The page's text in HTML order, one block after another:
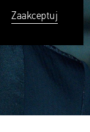
Zaakceptuj